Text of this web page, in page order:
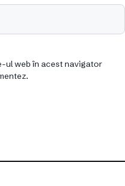
ul web în acest navigator